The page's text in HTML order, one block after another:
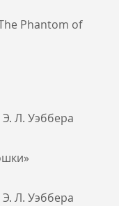
Phantom of
Л. Уэббера
Л. Уэббера